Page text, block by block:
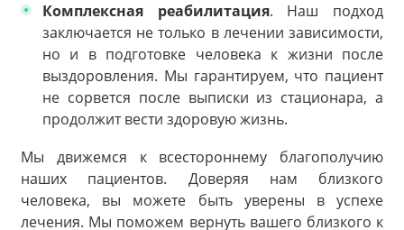
Комплексная реабилитация. Наш подход
заключается не только в лечении зависимости,
но и в подготовке человека к жизни после
выздоровления. Мы гарантируем, что пациент
не сорвется после выписки из стационара, а
продолжит вести здоровую жизнь.
Мы движемся к всестороннему благополучию
наших пациентов. Доверяя нам близкого
человека, вы можете быть уверены в успехе
лечения. Мы поможем вернуть вашего близкого к